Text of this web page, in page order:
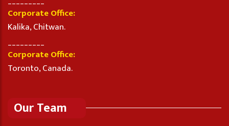
Corporate Office:
Kalika, Chitwan.
Corporate Office:
Toronto, Canada.
Our Team